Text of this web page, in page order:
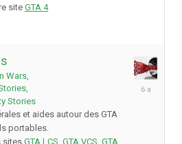
site GTA 4
Wars
Stories
et aides autour des GTA
portables.
sites GTA LCS GTA VCS GTA